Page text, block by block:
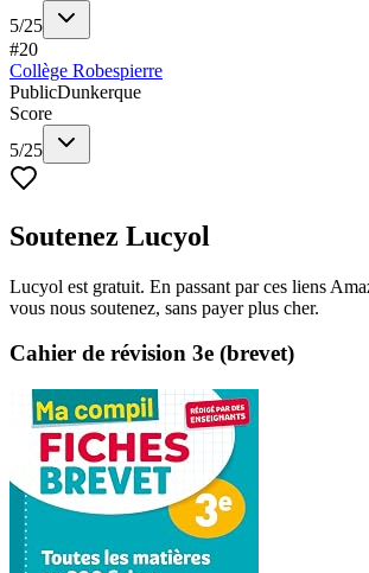
5/25
#20
Collège Robespierre
PublicDunkerque
Score
5/25
Soutenez Lucyol
Lucyol est gratuit. En passant par ces liens
vous nous soutenez, sans payer plus cher.
Cahier de révision 3e (brevet)